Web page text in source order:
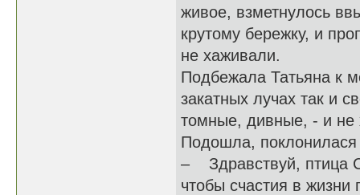
живое, взметнулось
крутому бережку, и
не хаживали.
Подбежала Татьяна к
закатных лучах так и
томные, дивные, - и не
Подошла, поклонилася
– Здравствуй, птица
чтобы счастия в жизни